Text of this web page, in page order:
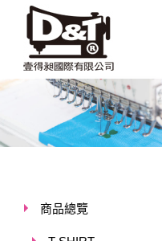
商品總覽